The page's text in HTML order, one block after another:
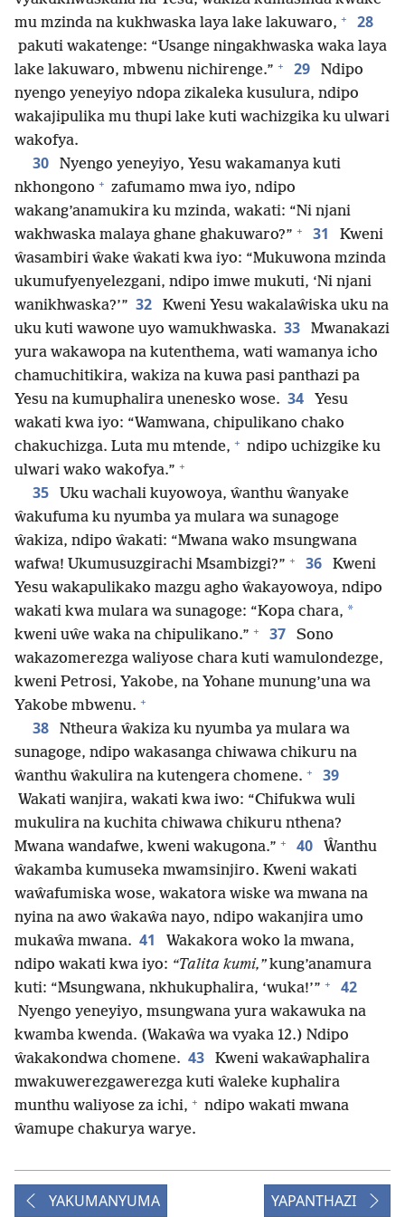
mu mzinda na kukhwaska laya lake lakuwaro, + 28
pakuti wakatenge: “Usange ningakhwaska waka laya
lake lakuwaro, mbwenu nichirenge.” + 29
Ndipo
nyengo yeneyiyo ndopa zikaleka kusulura, ndipo
wakajipulika mu thupi lake kuti wachizgika ku ulwari
wakofya.
30
Nyengo yeneyiyo, Yesu wakamanya kuti
nkhongono + zafumamo mwa iyo, ndipo
wakang’anamukira ku mzinda, wakati: “Ni njani
wakhwaska malaya ghane ghakuwaro?” + 31
Kweni
ŵasambiri ŵake ŵakati kwa iyo: “Mukuwona mzinda
ukumufyenyelezgani, ndipo imwe mukuti, ‘Ni njani
wanikhwaska?’” 32
Kweni Yesu wakalaŵiska uku na
uku kuti wawone uyo wamukhwaska. 33
Mwanakazi
yura wakawopa na kutenthema, wati wamanya icho
chamuchitikira, wakiza na kuwa pasi panthazi pa
Yesu na kumuphalira unenesko wose. 34
Yesu
wakati kwa iyo: “Wamwana, chipulikano chako
chakuchizga. Luta mu mtende, + ndipo uchizgike ku
ulwari wako wakofya.” +
35
Uku wachali kuyowoya, ŵanthu ŵanyake
ŵakufuma ku nyumba ya mulara wa sunagoge
ŵakiza, ndipo ŵakati: “Mwana wako msungwana
wafwa! Ukumusuzgirachi Msambizgi?” + 36
Kweni
Yesu wakapulikako mazgu agho ŵakayowoya, ndipo
wakati kwa mulara wa sunagoge: “Kopa chara, *
kweni uŵe waka na chipulikano.” + 37
Sono
wakazomerezga waliyose chara kuti wamulondezge,
kweni Petrosi, Yakobe, na Yohane munung’una wa
Yakobe mbwenu. +
38
Ntheura ŵakiza ku nyumba ya mulara wa
sunagoge, ndipo wakasanga chiwawa chikuru na
ŵanthu ŵakulira na kutengera chomene. + 39
Wakati wanjira, wakati kwa iwo: “Chifukwa wuli
mukulira na kuchita chiwawa chikuru nthena?
Mwana wandafwe, kweni wakugona.” + 40
Ŵanthu
ŵakamba kumuseka mwamsinjiro. Kweni wakati
waŵafumiska wose, wakatora wiske wa mwana na
nyina na awo ŵakaŵa nayo, ndipo wakanjira umo
mukaŵa mwana. 41
Wakakora woko la mwana,
ndipo wakati kwa iyo: “Talita kumi,”kung’anamura
kuti: “Msungwana, nkhukuphalira, ‘wuka!’” + 42
Nyengo yeneyiyo, msungwana yura wakawuka na
kwamba kwenda. (Wakaŵa wa vyaka 12.) Ndipo
ŵakakondwa chomene. 43
Kweni wakaŵaphalira
mwakuwerezgawerezga kuti ŵaleke kuphalira
munthu waliyose za ichi, + ndipo wakati mwana
ŵamupe chakurya warye.
YAKUMANYUMA YAPANTHAZI